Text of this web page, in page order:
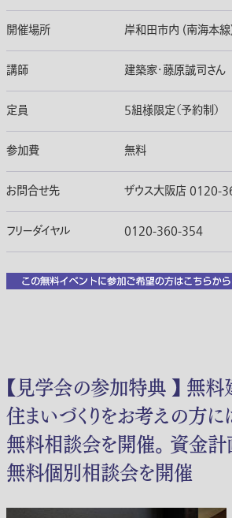
開催場所 岸和田市内 (南海本
講師 建築家・藤原誠司さん
定員 5組様限定（予約制）
参加費 無料
お問合せ先 ザウス大阪店 0120-
フリーダイヤル 0120-360-354
【見学会の参加特典 】 無料
住まいづくりをお考えの方
無料相談会を開催。 資金計
無料個別相談会を開催